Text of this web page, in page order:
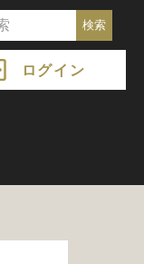
ログイン